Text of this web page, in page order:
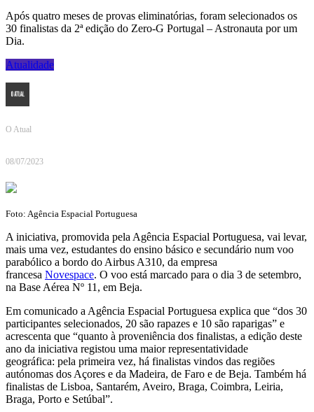
Após quatro meses de provas eliminatórias, foram selecionados os
30 finalistas da 2ª edição do Zero-G Portugal – Astronauta por um
Dia.
Atualidade
O Atual
08/07/2023
Foto: Agência Espacial Portuguesa
A iniciativa, promovida pela Agência Espacial Portuguesa, vai levar,
mais uma vez, estudantes do ensino básico e secundário num voo
parabólico a bordo do Airbus A310, da empresa
francesa Novespace. O voo está marcado para o dia 3 de setembro,
na Base Aérea Nº 11, em Beja.
Em comunicado a Agência Espacial Portuguesa explica que “dos 30
participantes selecionados, 20 são rapazes e 10 são raparigas” e
acrescenta que “quanto à proveniência dos finalistas, a edição deste
ano da iniciativa registou uma maior representatividade
geográfica: pela primeira vez, há finalistas vindos das regiões
autónomas dos Açores e da Madeira, de Faro e de Beja. Também há
finalistas de Lisboa, Santarém, Aveiro, Braga, Coimbra, Leiria,
Braga, Porto e Setúbal”.